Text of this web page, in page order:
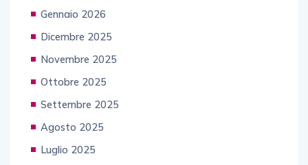
Gennaio 2026
Dicembre 2025
Novembre 2025
Ottobre 2025
Settembre 2025
Agosto 2025
Luglio 2025